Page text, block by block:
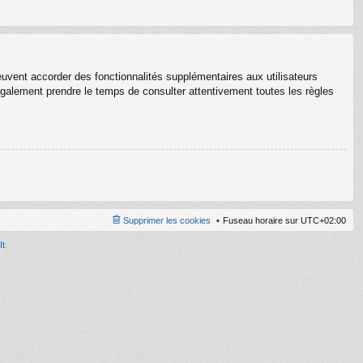
accorder des fonctionnalités supplémentaires aux utilisateurs
prendre le temps de consulter attentivement toutes les règles
Fuseau horaire sur UTC+02:00
Supprimer les cookies